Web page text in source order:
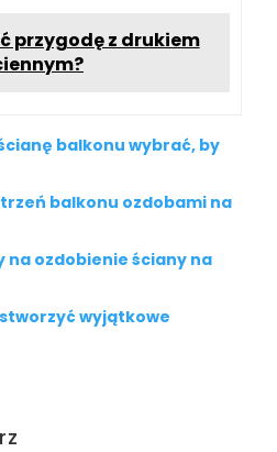
przygodę z drukiem
balkonu wybrać, by
balkonu ozdobami na
na ozdobienie ściany na
wyjątkowe